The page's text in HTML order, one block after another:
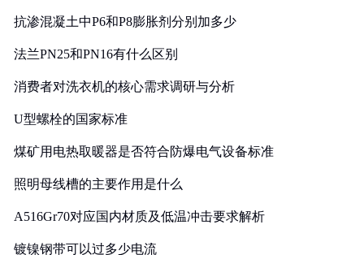
抗渗混凝土中P6和P8膨胀剂分别加多少
法兰PN25和PN16有什么区别
消费者对洗衣机的核心需求调研与分析
U型螺栓的国家标准
煤矿用电热取暖器是否符合防爆电气设备标准
照明母线槽的主要作用是什么
A516Gr70对应国内材质及低温冲击要求解析
镀镍钢带可以过多少电流